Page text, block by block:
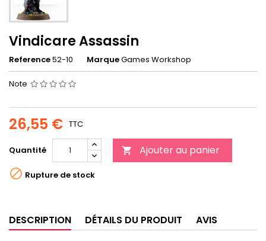
Vindicare Assassin
Reference52-10 MarqueGames Workshop
Note
26,55 € TTC
Quantité  Ajouter au panier
 Rupture de stock
DESCRIPTION DÉTAILS DU PRODUIT AVIS